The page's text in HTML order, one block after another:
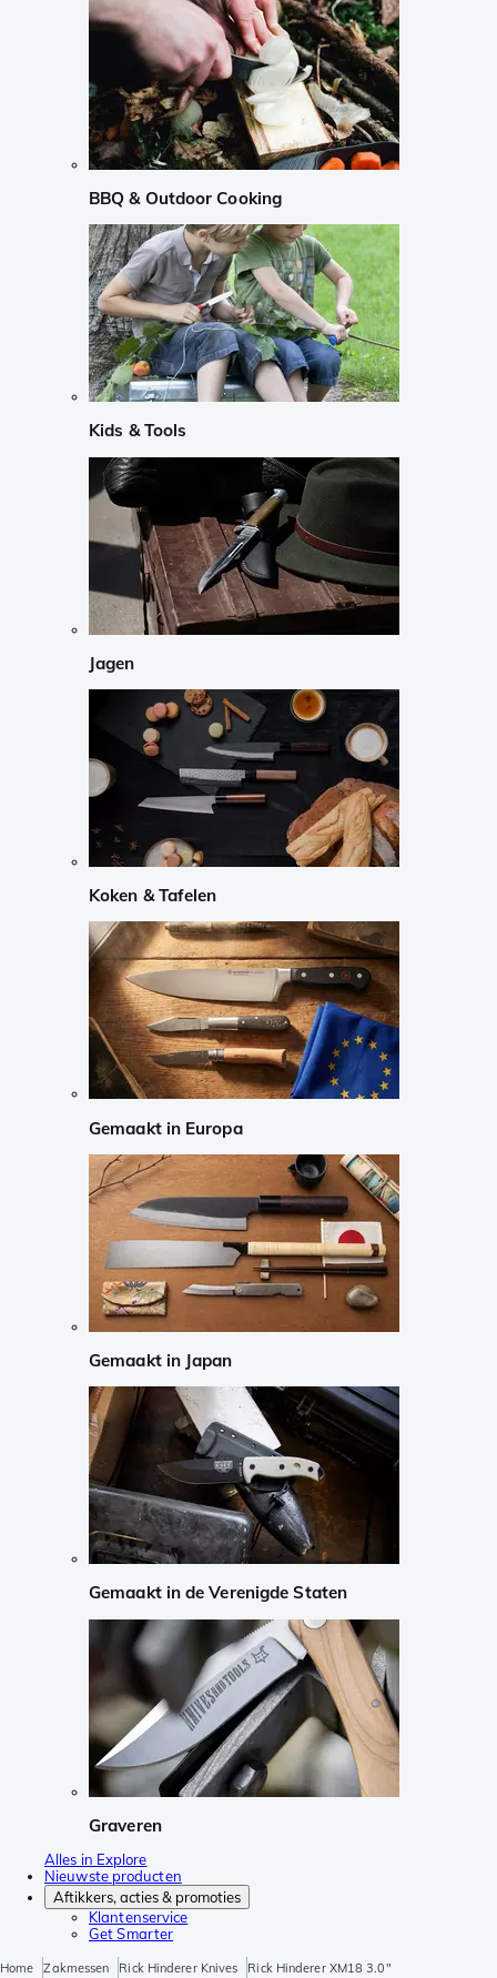
BBQ & Outdoor Cooking
Kids & Tools
Jagen
Koken & Tafelen
Gemaakt in Europa
Gemaakt in Japan
Gemaakt in de Verenigde Staten
Graveren
Alles in Explore
Nieuwste producten
Aftikkers, acties & promoties
Klantenservice
Get Smarter
Home Zakmessen Rick Hinderer Knives Rick Hinderer XM18 3.0"